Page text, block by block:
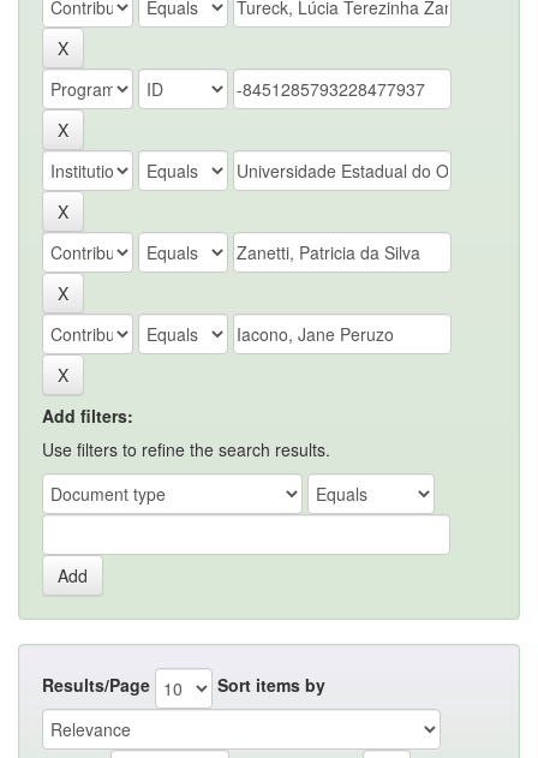
Add filters:
Use filters to refine the search results.
Results/Page Sort items by